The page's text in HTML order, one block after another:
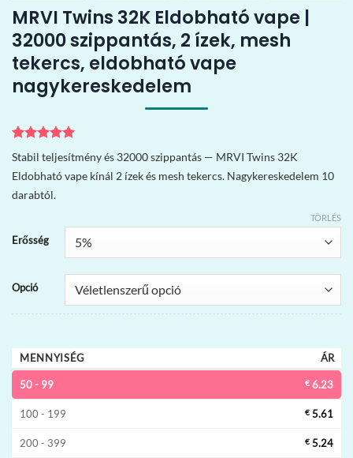
MRVI Twins 32K Eldobható vape |
32000 szippantás, 2 ízek, mesh
tekercs, eldobható vape
nagykereskedelem
Értékelés
5
az 5-ből,
2
értékelés
alapján
Stabil teljesítmény és 32000 szippantás — MRVI Twins 32K
Eldobható vape kínál 2 ízek és mesh tekercs. Nagykereskedelem 10
darabtól.
Erősség
Opció
TÖRLÉS
MENNYISÉG ÁR
50 - 99 € 6.23
100 - 199 € 5.61
200 - 399 € 5.24